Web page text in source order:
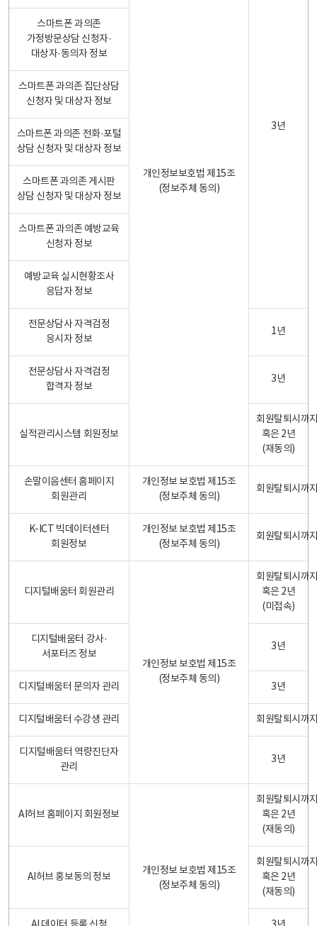
개인정보보호법 제15조
(정보주체 동의)
3년
스마트폰 과의존
가정방문상담 신청자·
대상자·동의자 정보
스마트폰 과의존 집단상담
신청자 및 대상자 정보
스마트폰 과의존 전화·포털
상담 신청자 및 대상자 정보
스마트폰 과의존 게시판
상담 신청자 및 대상자 정보
스마트폰 과의존 예방교육
신청자 정보
예방교육 실시현황조사
응답자 정보
전문상담사 자격검정
응시자 정보
1년
전문상담사 자격검정
합격자 정보
3년
실적관리시스템 회원정보
회원탈퇴시까
혹은 2년
(재동의)
손말이음센터 홈페이지
회원관리
개인정보 보호법 제15조
(정보주체 동의)
회원탈퇴시까
K-ICT 빅데이터센터
회원정보
개인정보 보호법 제15조
(정보주체 동의)
회원탈퇴시까
디지털배움터 회원관리
개인정보 보호법 제15조
(정보주체 동의)
회원탈퇴시까
혹은 2년
(미접속)
디지털배움터 강사·
서포터즈 정보
3년
디지털배움터 문의자 관리 3년
디지털배움터 수강생 관리 회원탈퇴시까
디지털배움터 역량진단자
관리
3년
AI허브 홈페이지 회원정보
개인정보 보호법 제15조
(정보주체 동의)
회원탈퇴시까
혹은 2년
(재동의)
AI허브 홍보동의 정보
회원탈퇴시까
혹은 2년
(재동의)